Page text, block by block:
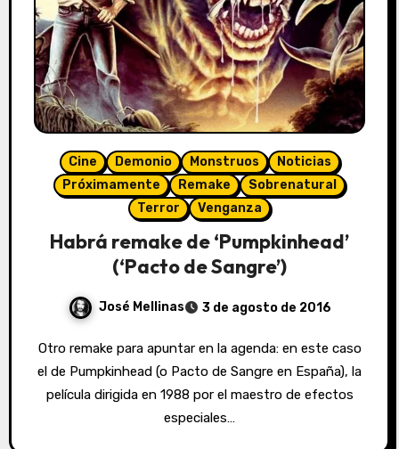
Cine Demonio Monstruos
Noticias
Próximamente
Remake
Sobrenatural
Terror
Venganza
Habrá remake de ‘Pumpkinhead’
(‘Pacto de Sangre’)
José Mellinas 3 de agosto de 2016
Otro remake para apuntar en la agenda: en este caso
el de Pumpkinhead (o Pacto de Sangre en España), la
película dirigida en 1988 por el maestro de efectos
especiales…